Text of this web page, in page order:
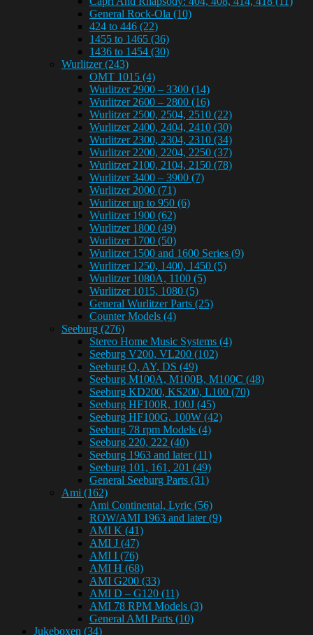
General Rock-Ola (10)
424 to 446 (22)
1455 to 1465 (36)
1436 to 1454 (30)
Wurlitzer(243)
OMT 1015 (4)
Wurlitzer 2900 – 3300 (14)
Wurlitzer 2600 – 2800 (16)
Wurlitzer 2500, 2504, 2510 (22)
Wurlitzer 2400, 2404, 2410 (30)
Wurlitzer 2300, 2304, 2310 (34)
Wurlitzer 2200, 2204, 2250 (37)
Wurlitzer 2100, 2104, 2150 (78)
Wurlitzer 3400 – 3900 (7)
Wurlitzer 2000 (71)
Wurlitzer up to 950 (6)
Wurlitzer 1900 (62)
Wurlitzer 1800 (49)
Wurlitzer 1700 (50)
Wurlitzer 1500 and 1600 Series (9)
Wurlitzer 1250, 1400, 1450 (5)
Wurlitzer 1080A, 1100 (5)
Wurlitzer 1015, 1080 (5)
General Wurlitzer Parts (25)
Counter Models (4)
Seeburg (276)
Stereo Home Music Systems (4)
Seeburg V200, VL200 (102)
Seeburg Q, AY, DS (49)
Seeburg M100A, M100B, M100C (48)
Seeburg KD200, KS200, L100 (70)
Seeburg HF100R, 100J (45)
Seeburg HF100G, 100W (42)
Seeburg 78 rpm Models (4)
Seeburg 220, 222 (40)
Seeburg 1963 and later(11)
Seeburg 101, 161, 201 (49)
General Seeburg Parts (31)
Ami (162)
Ami Continental, Lyric (56)
ROW/AMI 1963 and later(9)
AMI K (41)
AMI J (47)
AMI I (76)
AMI H (68)
AMI G200 (33)
AMI D – G120 (11)
AMI 78 RPM Models (3)
General AMI Parts (10)
Jukeboxen (34)